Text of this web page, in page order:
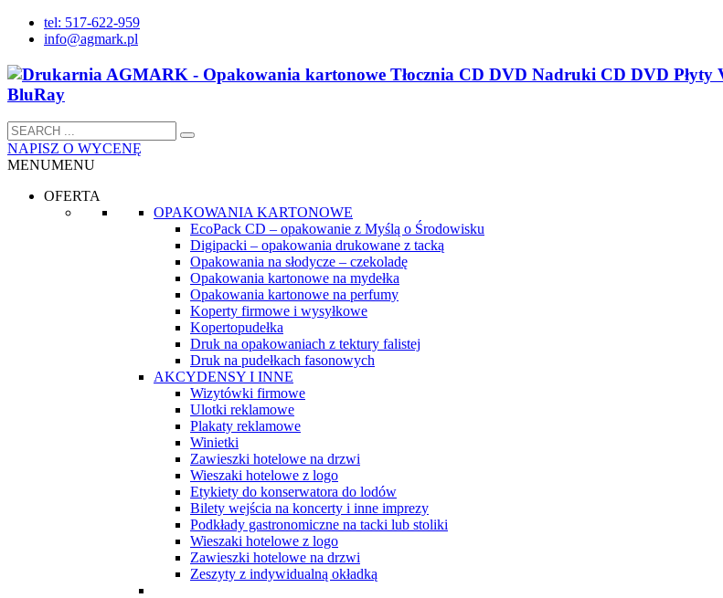
tel: 517-622-959
info@agmark.pl
NAPISZ O WYCENĘ
MENUMENU
OFERTA
OPAKOWANIA KARTONOWE
EcoPack CD – opakowanie z Myślą o Środowisku
Digipacki – opakowania drukowane z tacką
Opakowania na słodycze – czekoladę
Opakowania kartonowe na mydełka
Opakowania kartonowe na perfumy
Koperty firmowe i wysyłkowe
Kopertopudełka
Druk na opakowaniach z tektury falistej
Druk na pudełkach fasonowych
AKCYDENSY I INNE
Wizytówki firmowe
Ulotki reklamowe
Plakaty reklamowe
Winietki
Zawieszki hotelowe na drzwi
Wieszaki hotelowe z logo
Etykiety do konserwatora do lodów
Bilety wejścia na koncerty i inne imprezy
Podkłady gastronomiczne na tacki lub stoliki
Wieszaki hotelowe z logo
Zawieszki hotelowe na drzwi
Zeszyty z indywidualną okładką